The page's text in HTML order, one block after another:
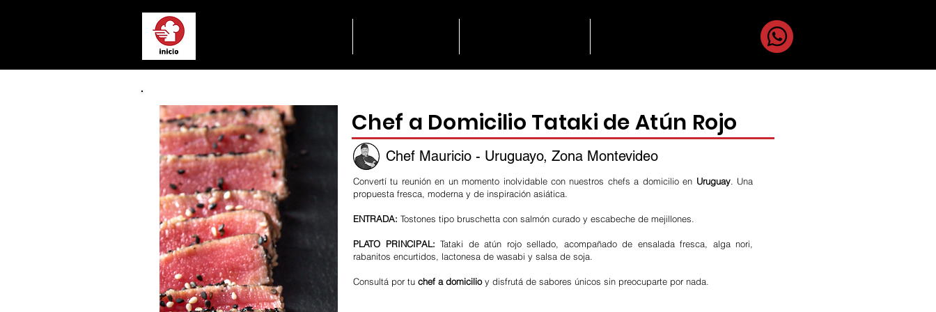
Chef a Domicilio Tataki de Atún Rojo
Chef Mauricio - Uruguayo, Zona Montevideo
Convertí tu reunión en un momento inolvidable con nuestros chefs a domicilio en Uruguay. Una
propuesta fresca, moderna y de inspiración asiática.
ENTRADA: Tostones tipo bruschetta con salmón curado y escabeche de mejillones.
PLATO PRINCIPAL: Tataki de atún rojo sellado, acompañado de ensalada fresca, alga nori,
rabanitos encurtidos, lactonesa de wasabi y salsa de soja.
Consultá por tu chef a domicilioy disfrutá de sabores únicos sin preocuparte por nada.